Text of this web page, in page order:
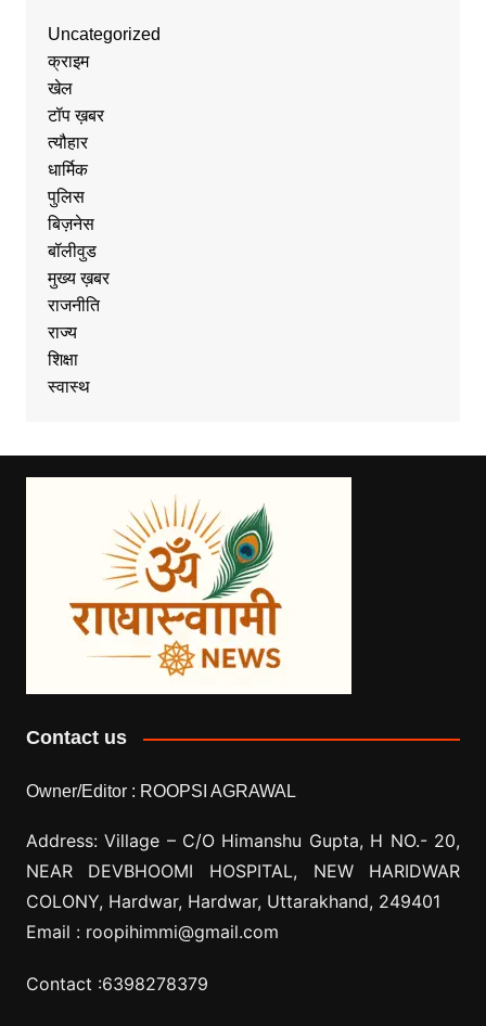
Uncategorized
क्राइम
खेल
टॉप ख़बर
त्यौहार
धार्मिक
पुलिस
बिज़नेस
बॉलीवुड
मुख्य ख़बर
राजनीति
राज्य
शिक्षा
स्वास्थ
Contact us
Owner/Editor : ROOPSI AGRAWAL
Address: Village – C/O Himanshu Gupta, H NO.- 20,
NEAR DEVBHOOMI HOSPITAL, NEW HARIDWAR
COLONY, Hardwar, Hardwar, Uttarakhand, 249401
Email : roopihimmi@gmail.com
Contact :6398278379